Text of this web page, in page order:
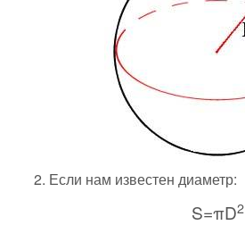
Если нам известен диаметр:
S=πD2